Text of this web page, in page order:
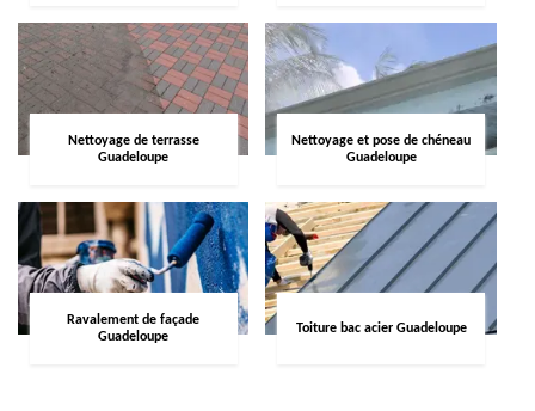
Nettoyage de terrasse
Guadeloupe
Nettoyage et pose de chéneau
Guadeloupe
Ravalement de façade
Guadeloupe
Toiture bac acier Guadeloupe